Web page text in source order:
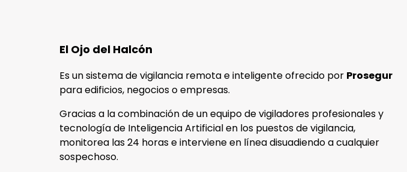
El Ojo del Halcón
Es un sistema de vigilancia remota e inteligente ofrecido por Prosegur
para edificios, negocios o empresas.
Gracias a la combinación de un equipo de vigiladores profesionales y
tecnología de Inteligencia Artificial en los puestos de vigilancia,
monitorea las 24 horas e interviene en línea disuadiendo a cualquier
sospechoso.